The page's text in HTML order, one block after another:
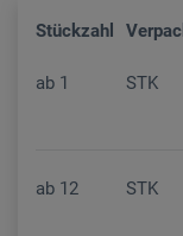
Stückzahl
ab 1 STK
ab 12 STK